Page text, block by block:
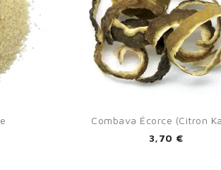
Aperçu rapide
Combava Écorce (citron
3,70 €